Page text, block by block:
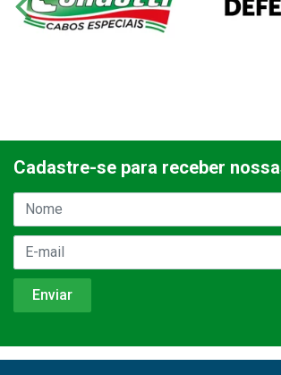
Cadastre-se para receber